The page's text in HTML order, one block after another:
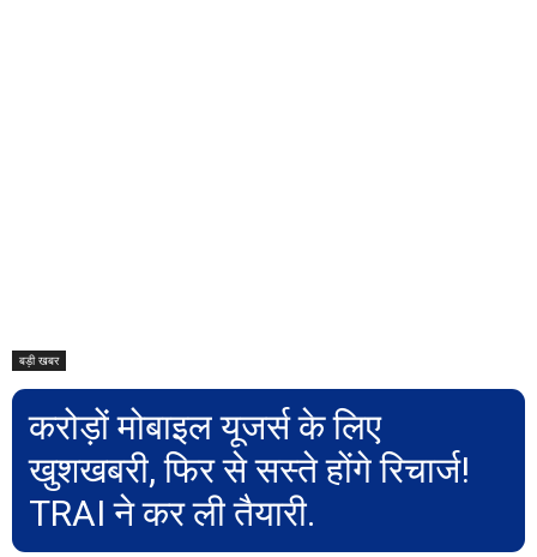
बड़ी खबर
करोड़ों मोबाइल यूजर्स के लिए
खुशखबरी, फिर से सस्ते होंगे रिचार्ज!
TRAI ने कर ली तैयारी.